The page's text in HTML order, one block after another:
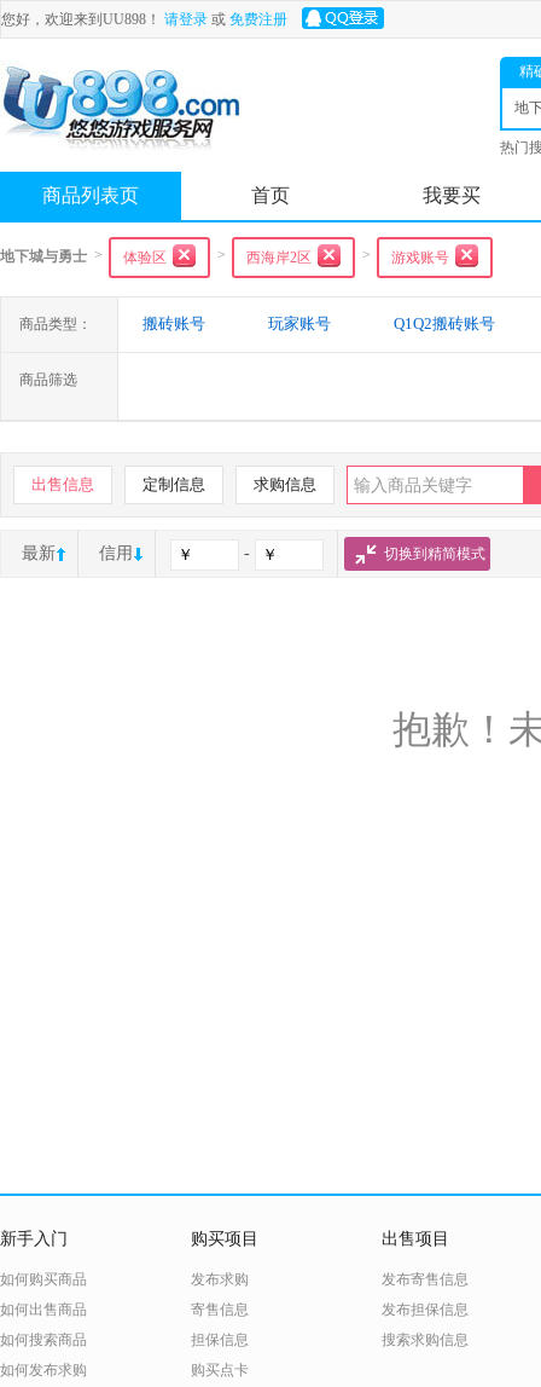
您好，欢迎来到UU898！ 请登录 或 免费注册
精
地
士
热门
商品列表页 首页 我要买
地下城与勇士 > 体验区 > 西海岸2区 > 游戏账号
商品类型： 搬砖账号 玩家账号 Q1Q2搬砖账号
商品筛选
出售信息 定制信息 求购信息
最新 信用 - 切换到精简模式
抱歉！
新手入门
如何购买商品
如何出售商品
如何搜索商品
如何发布求购
购买项目
发布求购
寄售信息
担保信息
购买点卡
出售项目
发布寄售信息
发布担保信息
搜索求购信息